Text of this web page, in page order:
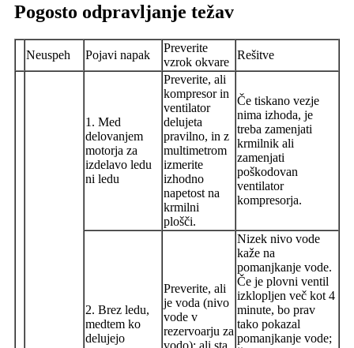
Pogosto odpravljanje težav
Neuspeh Pojavi napak
Preverite
vzrok okvare
Rešitve
1. Med
delovanjem
motorja za
izdelavo ledu
ni ledu
Preverite, ali
kompresor in
ventilator
delujeta
pravilno, in z
multimetrom
izmerite
izhodno
napetost na
krmilni
plošči.
Če tiskano vezje
nima izhoda, je
treba zamenjati
krmilnik ali
zamenjati
poškodovan
ventilator
kompresorja.
2. Brez ledu,
medtem ko
delujejo
Preverite, ali
je voda (nivo
vode v
rezervoarju za
vodo); ali sta
Nizek nivo vode
kaže na
pomanjkanje vode.
Če je plovni ventil
izklopljen več kot 4
minute, bo prav
tako pokazal
pomanjkanje vode;